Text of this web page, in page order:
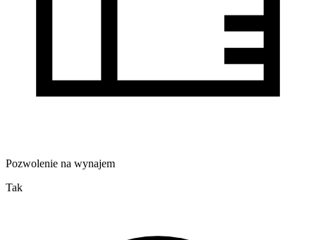
Pozwolenie na wynajem
Tak